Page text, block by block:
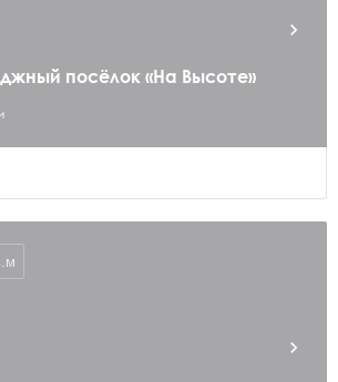
посёлок «На Высоте»